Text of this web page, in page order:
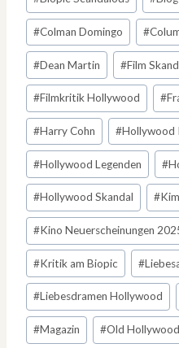
#Colman Domingo #
#Dean Martin #Film
#Filmkritik Hollywood #
#Harry Cohn #Hollywood
#Hollywood Legenden #
#Hollywood Skandal #
#Kino Neuerscheinungen
#Kritik am Biopic #
#Liebesdramen Hollywood
#Magazin #Old Hollywood